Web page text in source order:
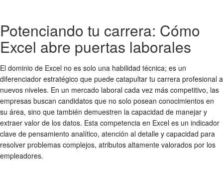
Potenciando tu carrera: Cómo
Excel abre puertas laborales
El dominio de Excel no es solo una habilidad técnica; es un
diferenciador estratégico que puede catapultar tu carrera profesional a
nuevos niveles. En un mercado laboral cada vez más competitivo, las
empresas buscan candidatos que no solo posean conocimientos en
su área, sino que también demuestren la capacidad de manejar y
extraer valor de los datos. Esta competencia en Excel es un indicador
clave de pensamiento analítico, atención al detalle y capacidad para
resolver problemas complejos, atributos altamente valorados por los
empleadores.